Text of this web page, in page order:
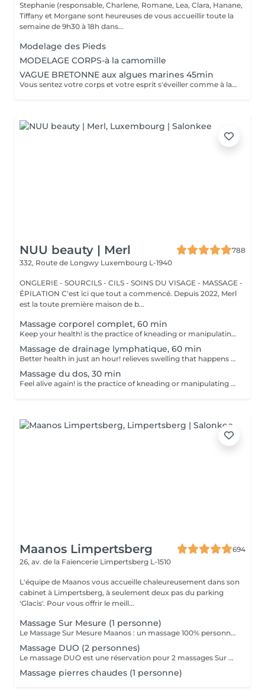
Stephanie (responsable, Charlene, Romane, Lea, Clara, Hanane,
Tiffany et Morgane sont heureuses de vous accueillir toute la
semaine de 9h30 à 18h dans...
Modelage des Pieds
MODELAGE CORPS-à la camomille
VAGUE BRETONNE aux algues marines 45min
Vous sentez votre corps et votre esprit s'éveiller comme à la suite d'un bain dans l'OCEAN. Vous vous sentez légère et revitalisée. Vos jambes retrouvent leur tonicité et leur confort.
NUU beauty | Merl
788
332, Route de Longwy Luxembourg L-1940
ONGLERIE - SOURCILS - CILS - SOINS DU VISAGE - MASSAGE -
ÉPILATION C'est ici que tout a commencé. Depuis 2022, Merl
est la toute première maison de b...
Massage corporel complet, 60 min
Keep your health! is the practice of kneading or manipulating a person's muscles and other soft-tissue in order to reduce stress, reduce muscle pain, increase relaxation and improve the work of the immune system. Benefits of getting a full body massage: - reduces stress - relaxing - improves blood circulation - improves body immune system How is full body massage done? - head and neck are massaged - shoulders and back are massaged - hands and arms are massaged - feet and legs are massaged - belly is massaged Age restrictions: there are no age restrictions for this procedure. Post procedure recommendations: do not do sport and any sharp movements 2-3 hours after the procedure. Frequency: 1-2 times per week, 10 times in total. Repeat once in 3-6 months.
Massage de drainage lymphatique, 60 min
Better health in just an hour! relieves swelling that happens when medical treatment or illness blocks your lymphatic system. Lymphatic drainage massage involves gently manipulating specific areas of your body to help lymph move to an area with working lymph vessels. Benefits of getting a lymphatic drainage massage: - improves body immune system - helps with post-injury swelling - eases tension in the body How is a lymphatic drainage massage done? - head and neck are massaged - shoulders and back are massaged - hands and arms are massaged - feet and legs are massaged - belly is massaged Age restrictions: there are no age restrictions for this procedure. Post procedure recommendations: do not do sport and any sharp movements 2-3 hours after the procedure. Frequency: 1-2 times per week, 10 times in total. Repeat once in 3-6 months.
Massage du dos, 30 min
Feel alive again! is the practice of kneading or manipulating a person's muscles and other soft-tissue in order to reduce stress, reduce muscle pain, increase relaxation and improve the work of the immune system. Benefits of getting a back health massage: - reduces stress - relaxing - improves blood circulation - improves body immune system How is massage back health done? - head and neck are massaged - shoulders and back are massaged - hands and arms are massaged Age restrictions: there are no age restrictions for this procedure. Post procedure recommendations: do not do sport and any sharp movements for 2-3 hours after the procedure. Frequency: 1-2 times per week, 10 times in total. Repeat once in 3-6 months.
Maanos Limpertsberg
694
26, av. de la Faïencerie Limpertsberg L-1510
L'équipe de Maanos vous accueille chaleureusement dans son
cabinet à Limpertsberg, à seulement deux pas du parking
'Glacis'. Pour vous offrir le meill...
Massage Sur Mesure (1 personne)
Le Massage Sur Mesure Maanos : un massage 100% personnalisé en fonction de vos besoins et de vos envies !
Massage DUO (2 personnes)
Le massage DUO est une réservation pour 2 massages Sur Mesure, en même temps dans la même cabine. Les 2 personnes pourront personnaliser leurs massages en fonction de leurs envies. Possibilité de demander 2 cabines séparées en arrivant sur place.
Massage pierres chaudes (1 personne)